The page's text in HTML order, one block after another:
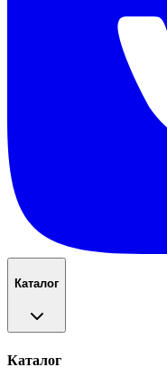
Каталог
Каталог